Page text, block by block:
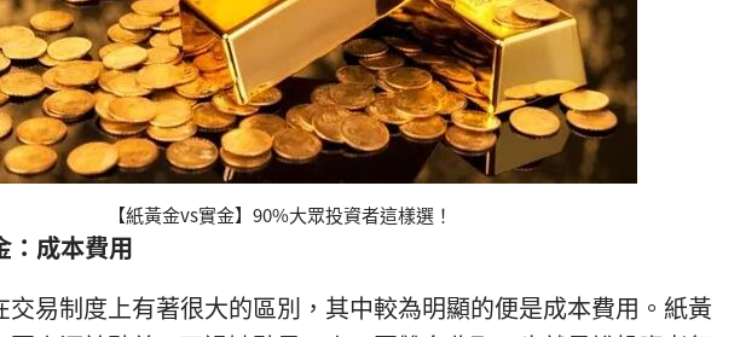
【紙黃金vs實金】90%大眾投資者這樣選！
：成本費用
交易制度上有著很大的區別，其中較為明顯的便是成本費用。紙黃